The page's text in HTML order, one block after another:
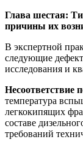
Глава шестая:
причины их
В экспертной
следующие
исследования и
Несоответствие
температура
легкокипящих
составе
требований